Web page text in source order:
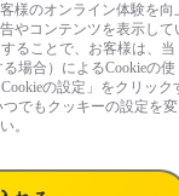
様のオンライン体験を向
やコンテンツを表示して
ることで、お客様は、当
場合）によるCookieの使
の設定」をクリック
でもクッキーの設定を変
。